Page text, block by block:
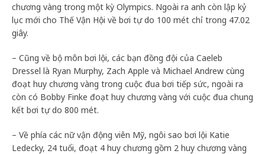
chương vàng trong một kỳ Olympics. Ngoài ra anh còn lập kỷ
lục mới cho Thế Vận Hội về bơi tự do 100 mét chỉ trong 47.02
giây.
– Cũng về bộ môn bơi lội, các bạn đồng đội của Caeleb
Dressel là Ryan Murphy, Zach Apple và Michael Andrew cùng
đoạt huy chương vàng trong cuộc đua bơi tiếp sức, ngoài ra
còn có Bobby Finke đoạt huy chương vàng với cuộc đua chung
kết bơi tự do 800 mét.
– Về phía các nữ vận động viên Mỹ, ngôi sao bơi lội Katie
Ledecky, 24 tuổi, đoạt 4 huy chương gồm 2 huy chương vàng